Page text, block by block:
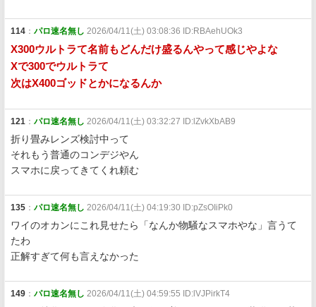
114 ： パロ速名無し 2026/04/11(土) 03:08:36 ID:RBAehUOk3
X300ウルトラて名前もどんだけ盛るんやって感じやよな
Xで300でウルトラて
次はX400ゴッドとかになるんか
121 ： パロ速名無し 2026/04/11(土) 03:32:27 ID:lZvkXbAB9
折り畳みレンズ検討中って
それもう普通のコンデジやん
スマホに戻ってきてくれ頼む
135 ： パロ速名無し 2026/04/11(土) 04:19:30 ID:pZsOIiPk0
ワイのオカンにこれ見せたら「なんか物騒なスマホやな」言うて
たわ
正解すぎて何も言えなかった
149 ： パロ速名無し 2026/04/11(土) 04:59:55 ID:lVJPirkT4